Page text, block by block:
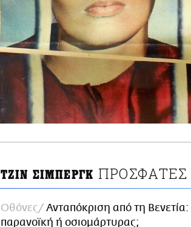
ΤΖΙΝ ΣΙΜΠΕΡΓΚ ΠΡΟΣΦΑΤΕΣ
Οθόνες
Ανταπόκριση από τη Βενετία:
παρανοϊκή ή οσιομάρτυρας;